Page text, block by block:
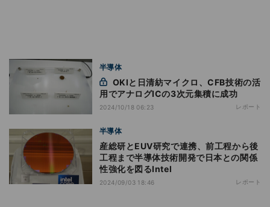
半導体
用でアナログICの3次元集積に成功
2024/10/18 06:23 レポート
半導体
産総研とEUV研究で連携、前工程から後
工程まで半導体技術開発で日本との関係
性強化を図るIntel
2024/09/03 18:46 レポート